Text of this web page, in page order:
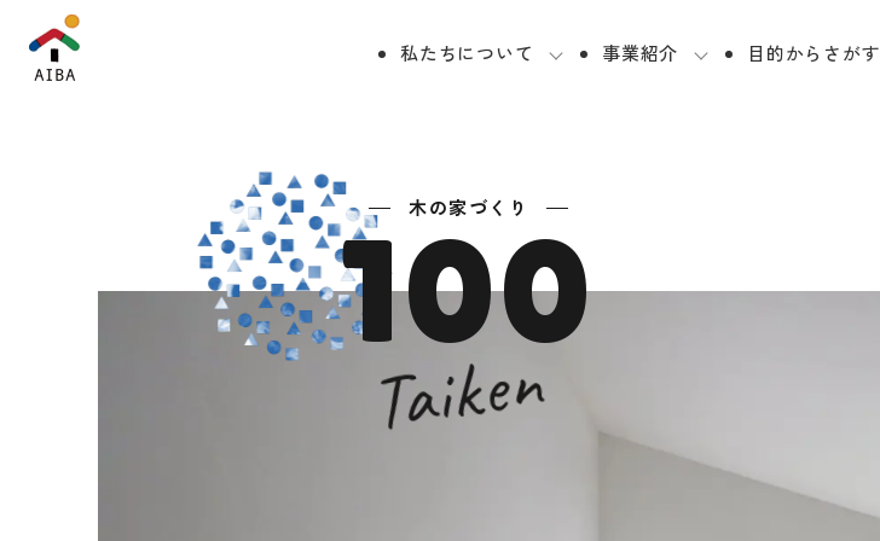
私たちについて 事業紹介 目的からさがす
木の家づくり
100
Taiken